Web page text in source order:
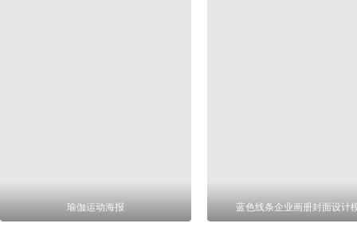
瑜伽运动海报 蓝色线条企业画册封面设计